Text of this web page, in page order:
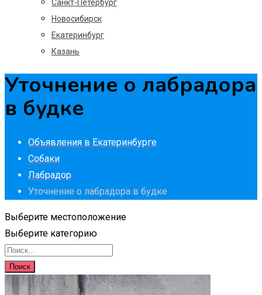
Санкт-Петербург
Новосибирск
Екатеринбург
Казань
Уточнение о лабрадора
в будке
Объявления в Екатеринбурге
Собаки
Лабрадор
Уточнение о лабрадора в будке
Выберите местоположение
Выберите категорию
Поиск